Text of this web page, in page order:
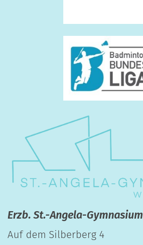
Erzb. St.-Angela-Gymnasium
Auf dem Silberberg 4